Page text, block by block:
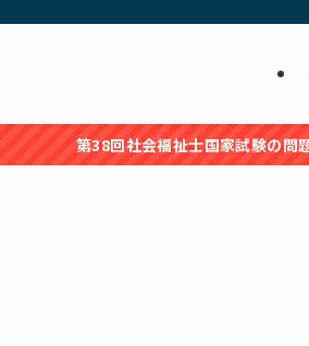
第38回社会福祉士国家試験の問題・解答を